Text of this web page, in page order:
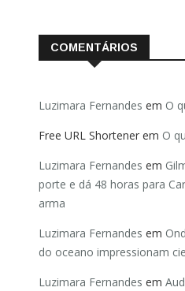
COMENTÁRIOS
Luzimara Fernandes em O
Free URL Shortener em O
Luzimara Fernandes em
porte e dá 48 horas para
arma
Luzimara Fernandes em
do oceano impressionam
Luzimara Fernandes em